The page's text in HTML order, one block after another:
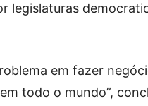
legislaturas
em fazer
todo o mundo”,